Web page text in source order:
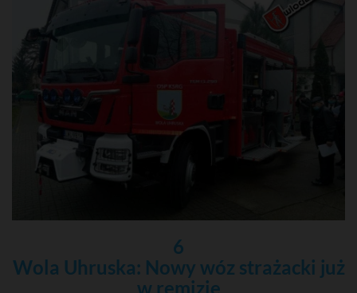
6
Wola Uhruska: Nowy wóz strażacki już
w remizie